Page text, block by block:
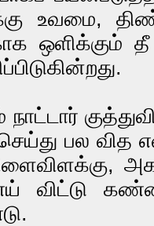
உவமை,
ஒளிக்கும்
நாட்டார்
பல வித